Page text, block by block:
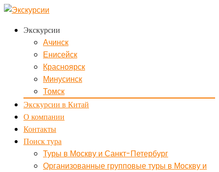
Экскурсии
Ачинск
Енисейск
Красноярск
Минусинск
Томск
Экскурсии в Китай
О компании
Контакты
Поиск тура
Туры в Москву и Санкт-Петербург
Организованные групповые туры в Москву и